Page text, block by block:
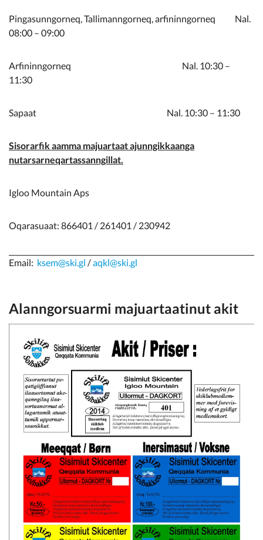
Pingasunngorneq, Tallimanngorneq, arfininngorneq Nal.
08:00 – 09:00
Arfininngorneq Nal. 10:30 –
11:30
Sapaat Nal. 10:30 – 11:30
Sisorarfik aamma majuartaat ajunngikkaanga
nutarsarneqartassanngillat.
Igloo Mountain Aps
Oqarasuaat: 866401 / 261401 / 230942
Email: ksem@ski.gl /aqkl@ski.gl
Alanngorsuarmi majuartaatinut akit